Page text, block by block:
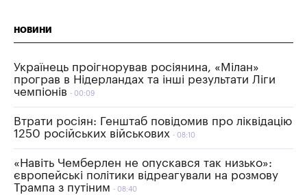
НОВИНИ
Українець проігнорував росіянина, «Мілан»
програв в Нідерландах та інші результати Ліги
чемпіонів
00:09
Втрати росіян: Генштаб повідомив про ліквідацію
1250 російських військових
08:10
«Навіть Чемберлен не опускався так низько»:
європейські політики відреагували на розмову
Трампа з путіним
08:40